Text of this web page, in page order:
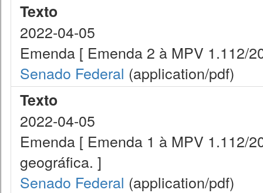
Texto
2022-04-05
Emenda [ Emenda 2 à MPV 1.112/
Senado Federal (application/pdf)
Texto
2022-04-05
Emenda [ Emenda 1 à MPV 1.112/
geográfica. ]
Senado Federal (application/pdf)